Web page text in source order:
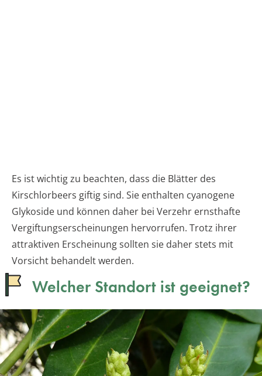
Es ist wichtig zu beachten, dass die Blätter des
Kirschlorbeers giftig sind. Sie enthalten cyanogene
Glykoside und können daher bei Verzehr ernsthafte
Vergiftungserscheinungen hervorrufen. Trotz ihrer
attraktiven Erscheinung sollten sie daher stets mit
Vorsicht behandelt werden.
Welcher Standort ist geeignet?